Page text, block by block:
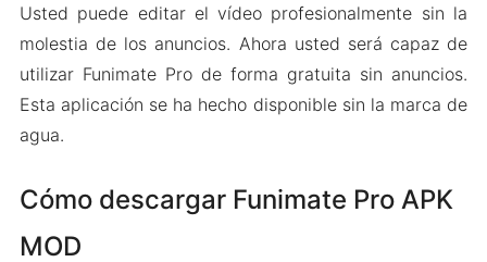
Usted puede editar el vídeo profesionalmente sin la
molestia de los anuncios. Ahora usted será capaz de
utilizar Funimate Pro de forma gratuita sin anuncios.
Esta aplicación se ha hecho disponible sin la marca de
agua.
Cómo descargar Funimate Pro APK
MOD